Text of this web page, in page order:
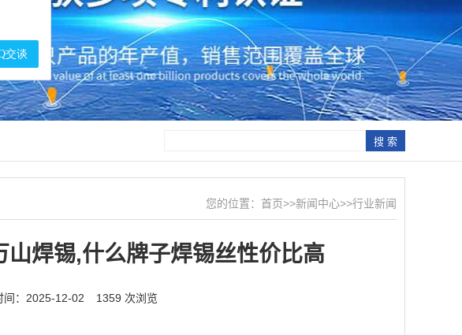
您的位置： 首页>>新闻中心>>行业新闻
山焊锡,什么牌子焊锡丝性价比高
间：2025-12-02 1359 次浏览